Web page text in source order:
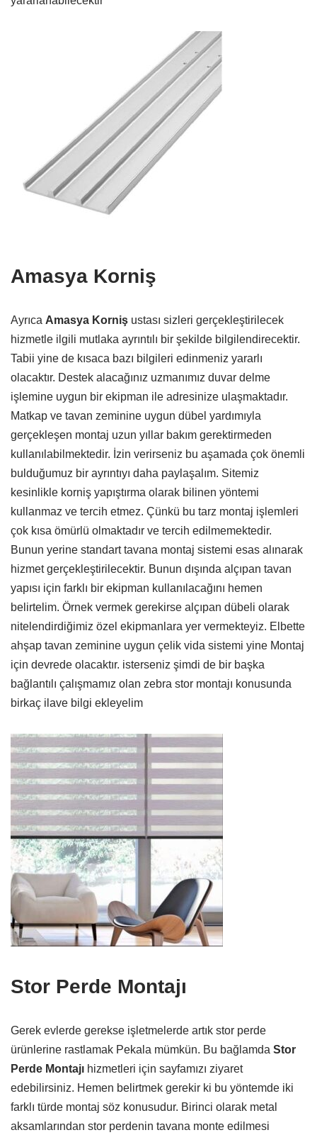
Amasya Korniş
Ayrıca Amasya Korniş ustası sizleri gerçekleştirilecek
hizmetle ilgili mutlaka ayrıntılı bir şekilde bilgilendirecektir.
Tabii yine de kısaca bazı bilgileri edinmeniz yararlı
olacaktır. Destek alacağınız uzmanımız duvar delme
işlemine uygun bir ekipman ile adresinize ulaşmaktadır.
Matkap ve tavan zeminine uygun dübel yardımıyla
gerçekleşen montaj uzun yıllar bakım gerektirmeden
kullanılabilmektedir. İzin verirseniz bu aşamada çok önemli
bulduğumuz bir ayrıntıyı daha paylaşalım. Sitemiz
kesinlikle korniş yapıştırma olarak bilinen yöntemi
kullanmaz ve tercih etmez. Çünkü bu tarz montaj işlemleri
çok kısa ömürlü olmaktadır ve tercih edilmemektedir.
Bunun yerine standart tavana montaj sistemi esas alınarak
hizmet gerçekleştirilecektir. Bunun dışında alçıpan tavan
yapısı için farklı bir ekipman kullanılacağını hemen
belirtelim. Örnek vermek gerekirse alçıpan dübeli olarak
nitelendirdiğimiz özel ekipmanlara yer vermekteyiz. Elbette
ahşap tavan zeminine uygun çelik vida sistemi yine Montaj
için devrede olacaktır. isterseniz şimdi de bir başka
bağlantılı çalışmamız olan zebra stor montajı konusunda
birkaç ilave bilgi ekleyelim
Stor Perde Montajı
Gerek evlerde gerekse işletmelerde artık stor perde
ürünlerine rastlamak Pekala mümkün. Bu bağlamda Stor
Perde Montajı hizmetleri için sayfamızı ziyaret
edebilirsiniz. Hemen belirtmek gerekir ki bu yöntemde iki
farklı türde montaj söz konusudur. Birinci olarak metal
aksamlarından stor perdenin tavana monte edilmesi